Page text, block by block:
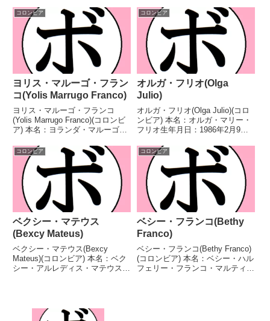
エレス・カリーヨ生年月日：
1984年11月14日国籍：コロンビ
ア戦績：17戦12勝...
敗7分 【獲得タイトル】な
し 【戦歴】2004/03/2...
コロンビア
ヨリス・マルーゴ・フラン
コ(Yolis Marrugo Franco)
ヨリス・マルーゴ・フランコ
(Yolis Marrugo Franco)(コロンビ
ア) 本名：ヨランダ・マルーゴ・
13日国籍：コロンビア戦績：52
戦34勝(21KO)14敗4分 【獲得タ
イトル】WBAラテンア...
コロンビア
オルガ・フリオ(Olga
Julio)
オルガ・フリオ(Olga Julio)(コロ
ンビア) 本名：オルガ・マリー・
フリオ生年月日：1986年2月9日
勝(30KO)19敗3分 【獲得タイト
ル】コロンビア女子フライ級王座
WBCラテンアメリカ女子フラ
イ...
コロンビア
ベクシー・マテウス
(Bexcy Mateus)
ベクシー・マテウス(Bexcy
Mateus)(コロンビア) 本名：ベク
シー・アルレディス・マテウス・
なし 【戦歴】2022/10/22...
コロンビア
ベシー・フランコ(Bethy
Franco)
ベシー・フランコ(Bethy Franco)
(コロンビア) 本名：ベシー・ハル
フェリー・フランコ・マルティネ